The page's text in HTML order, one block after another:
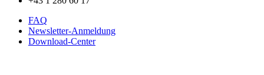
FAQ
Newsletter-Anmeldung
Download-Center